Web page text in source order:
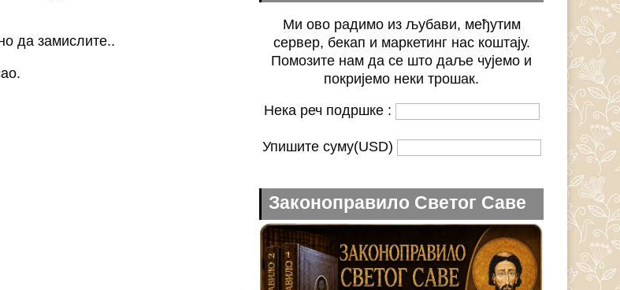
да замислите..
Ми ово радимо из љубави, међутим
сервер, бекап и маркетинг нас коштају.
Помозите нам да се што даље чујемо и
покријемо неки трошак.
Нека реч подршке :
Упишите суму(USD)
Законоправило Светог Саве